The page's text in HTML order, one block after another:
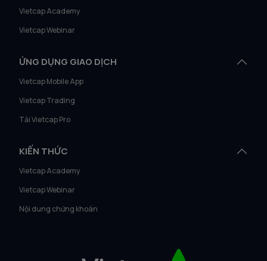
Vietcap Academy
Vietcap Webinar
ỨNG DỤNG GIAO DỊCH
Vietcap Mobile App
Vietcap Trading
Tải Vietcap Pro
KIẾN THỨC
Vietcap Academy
Vietcap Webinar
Nội dung chứng khoán